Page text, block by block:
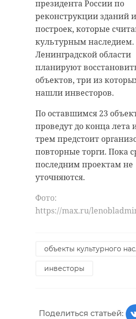
президента России по
реконструкции зданий и
построек, которые
культурным наследием.
Ленинградской области
планируют
объектов, три из
нашли инвесторов.
По оставшимся 23
проведут до конца лета
трем предстоит
повторные торги. Пока
последним проектам не
уточняются.
Фото:
https://max.ru/
объекты культурного
инвесторы
Поделиться статьей: